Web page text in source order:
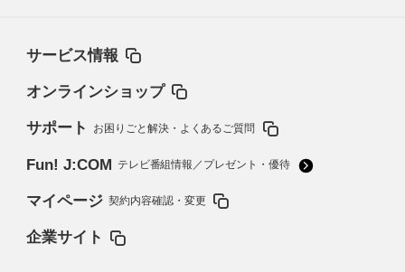
サービス情報
オンラインショップ
サポート お困りごと解決・よくあるご質問
Fun! J:COM テレビ番組情報／プレゼント・優待
マイページ 契約内容確認・変更
企業サイト